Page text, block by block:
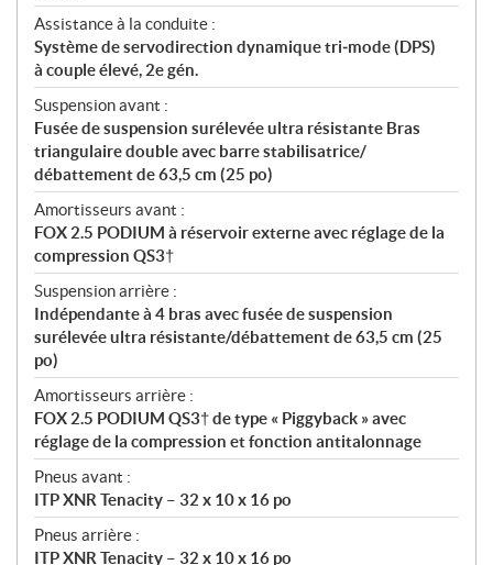
Assistance à la conduite :
Système de servodirection dynamique tri‑mode (DPS)
à couple élevé, 2e gén.
Suspension avant :
Fusée de suspension surélevée ultra résistante Bras
triangulaire double avec barre stabilisatrice/
débattement de 63,5 cm (25 po)
Amortisseurs avant :
FOX 2.5 PODIUM à réservoir externe avec réglage de la
compression QS3†
Suspension arrière :
Indépendante à 4 bras avec fusée de suspension
surélevée ultra résistante/débattement de 63,5 cm (25
po)
Amortisseurs arrière :
FOX 2.5 PODIUM QS3† de type « Piggyback » avec
réglage de la compression et fonction antitalonnage
Pneus avant :
ITP XNR Tenacity – 32 x 10 x 16 po
Pneus arrière :
ITP XNR Tenacity – 32 x 10 x 16 po